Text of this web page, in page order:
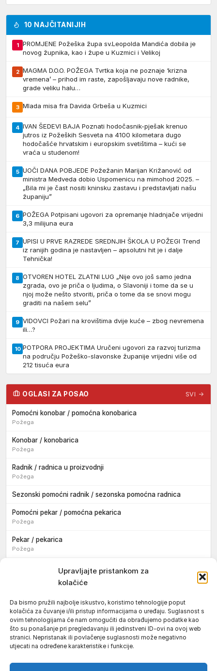
Upravljajte pristankom za
kolačiće
Da bismo pružili najbolje iskustvo, koristimo tehnologije poput
kolačića za čuvanje i/ili pristup informacijama o uređaju. Suglasnost s
ovim tehnologijama će nam omogućiti da obrađujemo podatke kao
što su ponašanje pri pregledavanju ili jedinstveni ID-ovi na ovoj web
stranici. Nepristanak ili povlačenje suglasnosti može negativno
utjecati na određene karakteristike i funkcije.
10 NAJČITANIJIH
1
PROMJENE Požeška župa sv.Leopolda Mandića dobila je
novog župnika, kao i župe u Kuzmici i Velikoj
2 MAGMA D.O.O. POŽEGA Tvrtka koja ne poznaje ‘krizna
vremena’ – prihod im raste, zapošljavaju nove radnike,
grade veliku halu…
3 Mlada misa fra Davida Grbeša u Kuzmici
4 IVAN ŠEDEVI BAJA Poznati hodočasnik-pješak krenuo
jutros iz Požeških Sesveta na 4100 kilometara dugo
hodočašće hrvatskim i europskim svetištima – kući se
vraća u studenom!
5 UOČI DANA POBJEDE Požežanin Marijan Križanović od
ministra Medveda dobio Uspomenicu na mimohod 2025. –
„Bila mi je čast nositi kninsku zastavu i predstavljati našu
županiju”
6 POŽEGA Potpisani ugovori za opremanje hladnjače vrijedni
3,3 milijuna eura
7 UPISI U PRVE RAZREDE SREDNJIH ŠKOLA U POŽEGI Trend
iz ranijih godina je nastavljen – apsolutni hit je i dalje
Tehnička!
8 OTVOREN HOTEL ZLATNI LUG „Nije ovo još samo jedna
zgrada, ovo je priča o ljudima, o Slavoniji i tome da se u
njoj može nešto stvoriti, priča o tome da se snovi mogu
graditi na našem selu”
9 VIDOVCI Požari na krovištima dvije kuće – zbog nevremena
ili…?
10 POTPORA PROJEKTIMA Uručeni ugovori za razvoj turizma
na području Požeško-slavonske županije vrijedni više od
212 tisuća eura
OGLASI ZA POSAO SVI →
Pomoćni konobar / pomoćna konobarica
Požega
Konobar / konobarica
Požega
Radnik / radnica u proizvodnji
Požega
Sezonski pomoćni radnik / sezonska pomoćna radnica
Pomoćni pekar / pomoćna pekarica
Požega
Pekar / pekarica
Požega
Konobar / konobarica
Tokar / tokarica
Jakšić
Njegovatelj / njegovateljica starijih i nemoćnih osoba
Resnik